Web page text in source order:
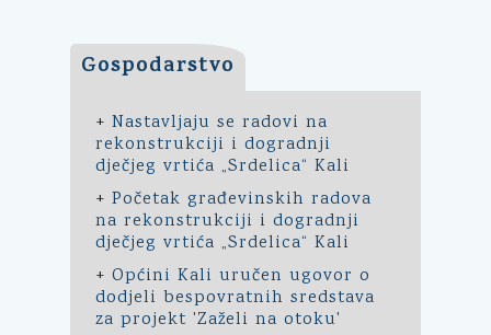
Gospodarstvo
+ Nastavljaju se radovi na
rekonstrukciji i dogradnji
dječjeg vrtića „Srdelica“ Kali
+ Početak građevinskih radova
na rekonstrukciji i dogradnji
dječjeg vrtića „Srdelica“ Kali
+ Općini Kali uručen ugovor o
dodjeli bespovratnih sredstava
za projekt 'Zaželi na otoku'